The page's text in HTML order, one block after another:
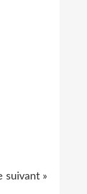
suivant »